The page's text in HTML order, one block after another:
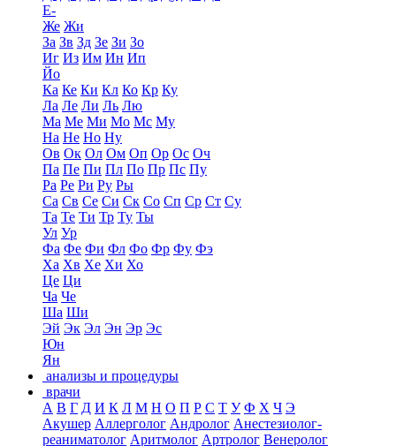
Е-
Же Жи
За Зв Зд Зе Зи Зо
Иг Из Им Ин Ип
Йо
Ка Ке Ки Кл Ко Кр Ку
Ла Ле Ли Ль Лю
Ма Ме Ми Мо Мс Му
На Не Но Ну
Ов Ок Ол Ом Оп Ор Ос Оч
Па Пе Пи Пл По Пр Пс Пу
Ра Ре Ри Ру Ры
Са Св Се Си Ск Со Сп Ср Ст Су
Та Те Ти Тр Ту Ты
Ул Ур
Фа Фе Фи Фл Фо Фр Фу Фэ
Ха Хв Хе Хи Хо
Це Ци
Ча Че
Ша Ши
Эй Эк Эл Эн Эр Эс
Юн
Ян
анализы и процедуры
врачи
А В Г Д И К Л М Н О П Р С Т У Ф Х Ч Э
Акушер Аллерголог Андролог Анестезиолог-
реаниматолог Аритмолог Артролог Венеролог